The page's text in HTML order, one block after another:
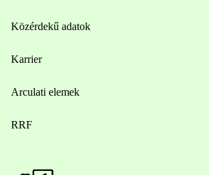
Közérdekű adatok
Karrier
Arculati elemek
RRF